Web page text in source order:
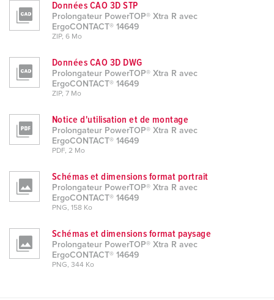
Données CAO 3D STP
Prolongateur PowerTOP® Xtra R avec
ErgoCONTACT® 14649
ZIP, 6 Mo
Données CAO 3D DWG
Prolongateur PowerTOP® Xtra R avec
ErgoCONTACT® 14649
ZIP, 7 Mo
Notice d'utilisation et de montage
Prolongateur PowerTOP® Xtra R avec
ErgoCONTACT® 14649
PDF, 2 Mo
Schémas et dimensions format portrait
Prolongateur PowerTOP® Xtra R avec
ErgoCONTACT® 14649
PNG, 158 Ko
Schémas et dimensions format paysage
Prolongateur PowerTOP® Xtra R avec
ErgoCONTACT® 14649
PNG, 344 Ko